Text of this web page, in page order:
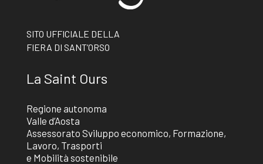
SITO UFFICIALE DELLA
FIERA DI SANT’ORSO
La Saint Ours
Regione autonoma
Valle d’Aosta
Assessorato Sviluppo economico, Formazione,
Lavoro, Trasporti
e Mobilità sostenibile